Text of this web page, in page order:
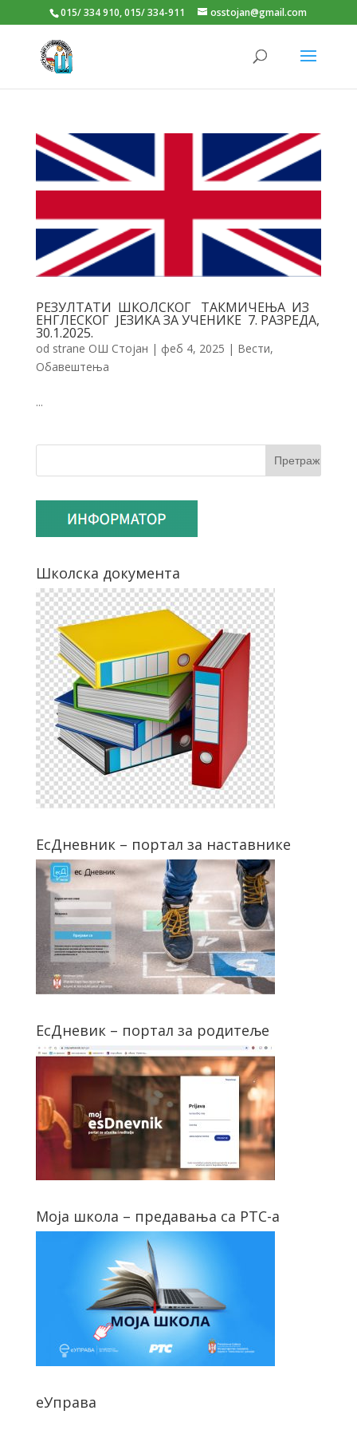
015/ 334 910, 015/ 334-911 osstojan@gmail.com
РЕЗУЛТАТИ ШКОЛСКОГ ТАКМИЧЕЊА ИЗ
ЕНГЛЕСКОГ ЈЕЗИКА ЗА УЧЕНИКЕ 7. РАЗРЕДА,
30.1.2025.
od strane ОШ Стојан | феб 4, 2025 | Вести,
Обавештења
...
Школска документа
ЕсДневник – портал за наставнике
ЕсДневик – портал за родитеље
Моја школа – предавања са РТС-а
еУправа